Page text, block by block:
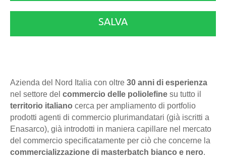
SALVA
Azienda del Nord Italia con oltre 30 anni di esperienza
nel settore del commercio delle poliolefine su tutto il
territorio italiano cerca per ampliamento di portfolio
prodotti agenti di commercio plurimandatari (già iscritti a
Enasarco), già introdotti in maniera capillare nel mercato
del commercio specificatamente per ciò che concerne la
commercializzazione di masterbatch bianco e nero.